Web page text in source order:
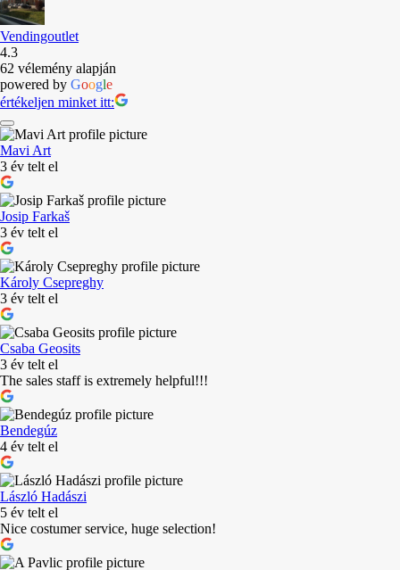
Vendingoutlet
4.3
62 vélemény alapján
powered by Google
értékeljen minket itt:
Mavi Art
3 év telt el
Josip Farkaš
3 év telt el
Károly Csepreghy
3 év telt el
Csaba Geosits
3 év telt el
The sales staff is extremely helpful!!!
Bendegúz
4 év telt el
László Hadászi
5 év telt el
Nice costumer service, huge selection!